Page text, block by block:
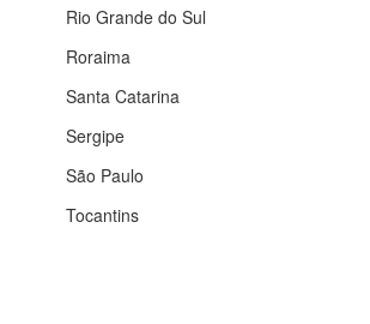
Rio Grande do Sul
Roraima
Santa Catarina
Sergipe
São Paulo
Tocantins